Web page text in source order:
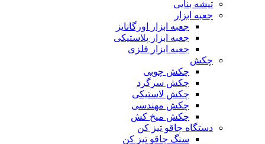
تیشه بنایی
جعبه ابزار
جعبه ابزار اورگانایز
جعبه ابزار پلاستیکی
جعبه ابزار فلزی
چکش
چکش چوبی
چکش سرگرد
چکش لاستیکی
چکش مهندسی
چکش میخ کش
دستگاه چاقو تیز کن
سنگ چاقو تیز کن